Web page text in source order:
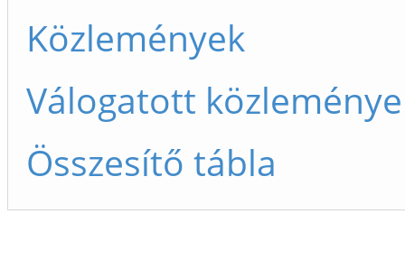
Közlemények
Válogatott
Összesítő tábla